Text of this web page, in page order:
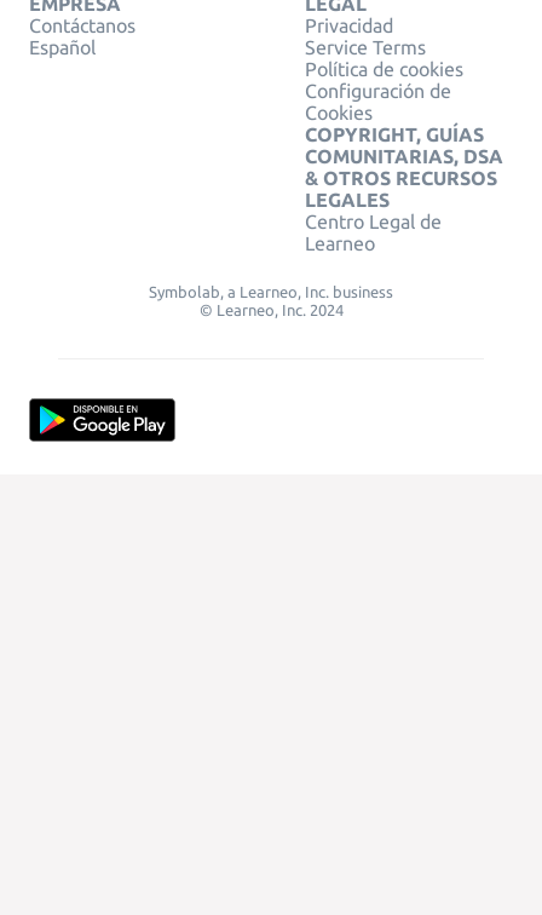
Contáctanos
Español
Privacidad
Service Terms
Política de cookies
Configuración de
Cookies
COPYRIGHT, GUÍAS
COMUNITARIAS, DSA
& OTROS RECURSOS
LEGALES
Centro Legal de
Learneo
Symbolab, a Learneo, Inc. business
© Learneo, Inc. 2024